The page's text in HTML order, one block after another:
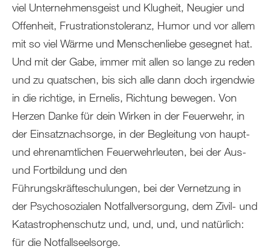
viel Unternehmensgeist und Klugheit, Neugier und
Offenheit, Frustrationstoleranz, Humor und vor allem
mit so viel Wärme und Menschenliebe gesegnet hat.
Und mit der Gabe, immer mit allen so lange zu reden
und zu quatschen, bis sich alle dann doch irgendwie
in die richtige, in Ernelis, Richtung bewegen. Von
Herzen Danke für dein Wirken in der Feuerwehr, in
der Einsatznachsorge, in der Begleitung von haupt-
und ehrenamtlichen Feuerwehrleuten, bei der Aus-
und Fortbildung und den
Führungskräfteschulungen, bei der Vernetzung in
der Psychosozialen Notfallversorgung, dem Zivil- und
Katastrophenschutz und, und, und, und natürlich:
für die Notfallseelsorge.